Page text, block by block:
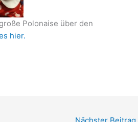
Polonaise über den
hier.
Nächster Beitrag